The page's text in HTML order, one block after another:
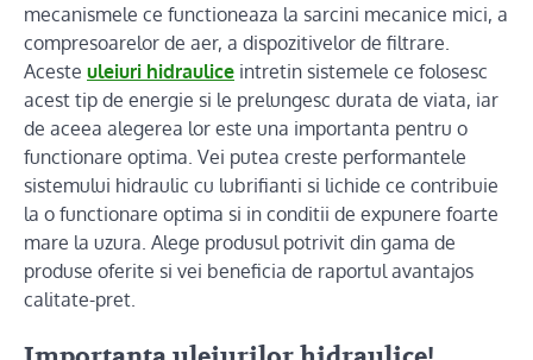
mecanismele ce functioneaza la sarcini mecanice mici, a
compresoarelor de aer, a dispozitivelor de filtrare.
Aceste uleiuri hidraulice intretin sistemele ce folosesc
acest tip de energie si le prelungesc durata de viata, iar
de aceea alegerea lor este una importanta pentru o
functionare optima. Vei putea creste performantele
sistemului hidraulic cu lubrifianti si lichide ce contribuie
la o functionare optima si in conditii de expunere foarte
mare la uzura. Alege produsul potrivit din gama de
produse oferite si vei beneficia de raportul avantajos
calitate-pret.